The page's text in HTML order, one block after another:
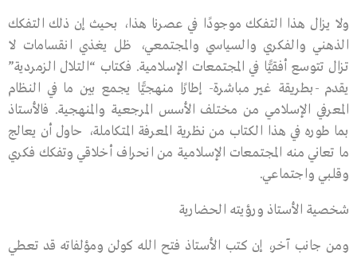
ولا يزال هذا التفكك موجودًا في عصرنا هذا، بحيث إن ذلك التفكك
الذهني والفكري والسياسي والمجتمعي، ظل يغذي انقسامات لا
تزال تتوسع أفقيًّا في المجتمعات الإسلامية. فكتاب “التلال الزمردية”
يقدم -بطريقة غير مباشرة- إطارًا منهجيًّا يجمع بين ما في النظام
المعرفي الإسلامي من مختلف الأسس المرجعية والمنهجية. فالأستاذ
بما طوره في هذا الكتاب من نظرية المعرفة المتكاملة، حاول أن يعالج
ما تعاني منه المجتمعات الإسلامية من انحراف أخلاقي وتفكك فكري
وقلبي واجتماعي.
شخصية الأستاذ ورؤيته الحضارية
ومن جانب آخر، إن كتب الأستاذ فتح الله كولن ومؤلفاته قد تعطي